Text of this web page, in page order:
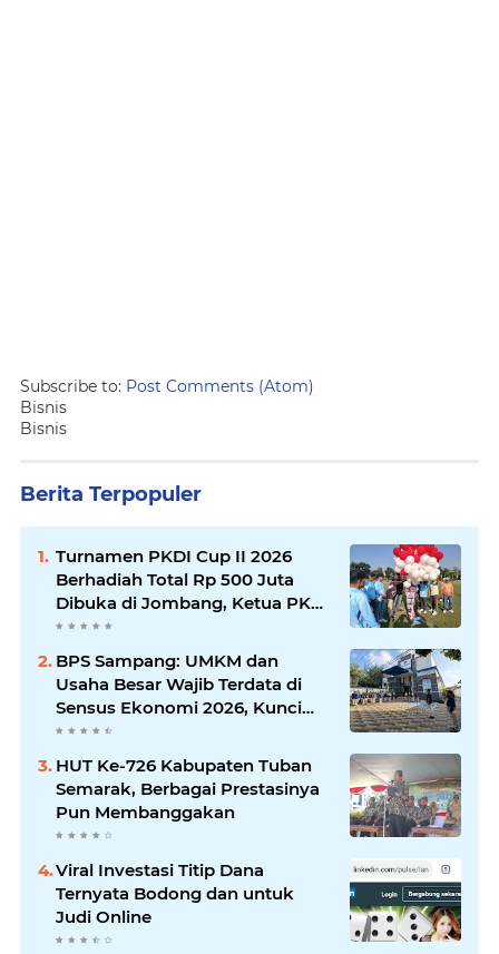
Subscribe to: Post Comments (Atom)
Bisnis
Bisnis
Berita Terpopuler
Turnamen PKDI Cup II 2026
Berhadiah Total Rp 500 Juta
Dibuka di Jombang, Ketua PKDI
Jatim Syaifullah Mahdi: Ajang
Komunikasi Antar-Kades untuk
Memajukan Desa
BPS Sampang: UMKM dan
Usaha Besar Wajib Terdata di
Sensus Ekonomi 2026, Kunci
Kebijakan Tepat Sasaran
HUT Ke-726 Kabupaten Tuban
Semarak, Berbagai Prestasinya
Pun Membanggakan
Viral Investasi Titip Dana
Ternyata Bodong dan untuk
Judi Online